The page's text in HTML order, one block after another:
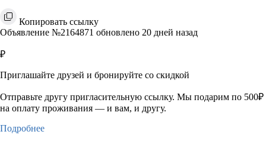
Копировать ссылку
Объявление №2164871 обновлено 20 дней назад
₽
Приглашайте друзей и бронируйте со скидкой
Отправьте другу пригласительную ссылку. Мы подарим по 500₽
на оплату проживания — и вам, и другу.
Подробнее